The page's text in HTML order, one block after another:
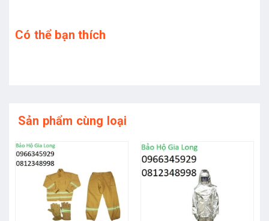
Có thể bạn thích
Sản phẩm cùng loại